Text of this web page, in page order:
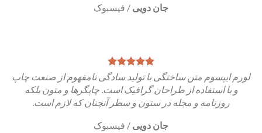
جان دویی / فیسبوک
لورم ایپسوم متن ساختگی با تولید سادگی نامفهوم از صنعت چاپ
و با استفاده از طراحان گرافیک است. چاپگرها و متون بلکه
روزنامه و مجله در ستون و سطر آنچنان که لازم است.
جان دویی / فیسبوک